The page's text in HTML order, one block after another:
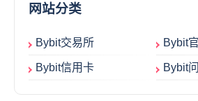
网站分类
Bybit交易所 Bybit
Bybit信用卡 Bybit